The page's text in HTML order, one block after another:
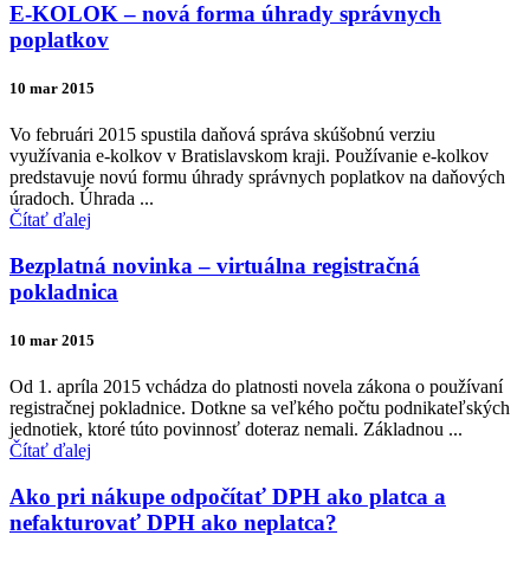
E-KOLOK – nová forma úhrady správnych
poplatkov
10 mar 2015
Vo februári 2015 spustila daňová správa skúšobnú verziu
využívania e-kolkov v Bratislavskom kraji. Používanie e-kolkov
predstavuje novú formu úhrady správnych poplatkov na daňových
úradoch. Úhrada ...
Čítať ďalej
Bezplatná novinka – virtuálna registračná
pokladnica
10 mar 2015
Od 1. apríla 2015 vchádza do platnosti novela zákona o používaní
registračnej pokladnice. Dotkne sa veľkého počtu podnikateľských
jednotiek, ktoré túto povinnosť doteraz nemali. Základnou ...
Čítať ďalej
Ako pri nákupe odpočítať DPH ako platca a
nefakturovať DPH ako neplatca?